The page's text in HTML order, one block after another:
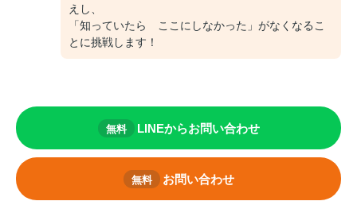
えし、
「知っていたら ここにしなかった」がなくなるこ
とに挑戦します！
無料 LINEからお問い合わせ
無料 お問い合わせ